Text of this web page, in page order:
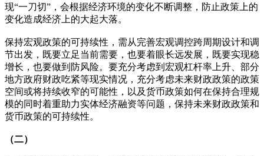
现“一刀切”，会根据经济环境的变化不断调整，防止政策上的
变化造成经济上的大起大落。
保持宏观政策的可持续性，需从完善宏观调控跨周期设计和调
节出发，既要立足当前需要，也要着眼长远发展，既要实现稳
增长，也要做到防风险。要充分考虑到宏观杠杆率上升、部分
地方政府财政吃紧等现实情况，充分考虑未来财政政策的政策
空间或将持续收窄的可能性，以及货币政策如何在保持合理规
模的同时着重助力实体经济融资等问题，保持未来财政政策和
货币政策的可持续性。
（二）